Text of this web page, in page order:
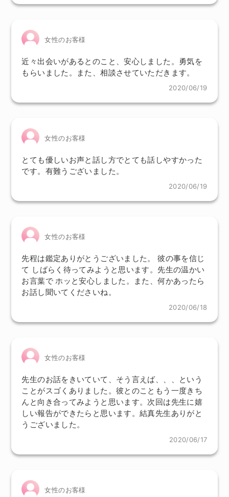
女性のお客様
近々出会いがあるとのこと、安心しました。勇気を
もらいました。また、相談させていただきます。
2020/06/19
女性のお客様
とても優しいお声と話し方でとても話しやすかった
です。有難うございました。
2020/06/19
女性のお客様
先程は鑑定ありがとうございました。 彼の事を信じ
て しばらく待ってみようと思います。先生の温かい
お言葉で ホッと安心しました。また、何かあったら
お話し聞いてくださいね。
2020/06/18
女性のお客様
先生のお話をきいていて、そう言えば、、、という
ことがスゴくありました。彼とのこともう一度きち
んと向き合ってみようと思います。次回は先生に嬉
しい報告ができたらと思います。結真先生ありがと
うございました。
2020/06/17
女性のお客様